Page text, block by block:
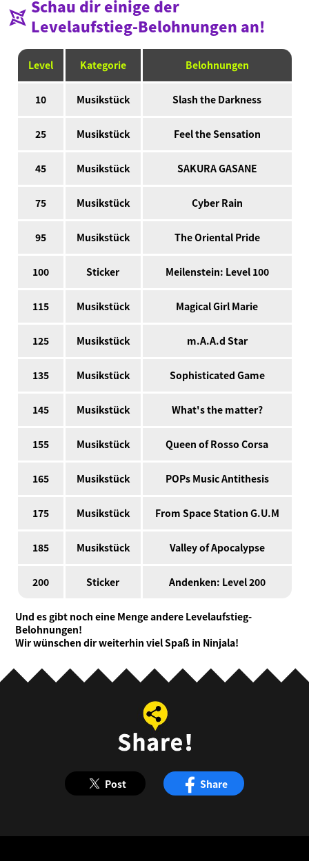
Schau dir einige der
Levelaufstieg-Belohnungen an!
Level Kategorie Belohnungen
10 Musikstück Slash the Darkness
25 Musikstück Feel the Sensation
45 Musikstück SAKURA GASANE
75 Musikstück Cyber Rain
95 Musikstück The Oriental Pride
100 Sticker Meilenstein: Level 100
115 Musikstück Magical Girl Marie
125 Musikstück m.A.A.d Star
135 Musikstück Sophisticated Game
145 Musikstück What's the matter?
155 Musikstück Queen of Rosso Corsa
165 Musikstück POPs Music Antithesis
175 Musikstück From Space Station G.U.M
185 Musikstück Valley of Apocalypse
200 Sticker Andenken: Level 200
Und es gibt noch eine Menge andere Levelaufstieg-
Belohnungen!
Wir wünschen dir weiterhin viel Spaß in Ninjala!
Post Share